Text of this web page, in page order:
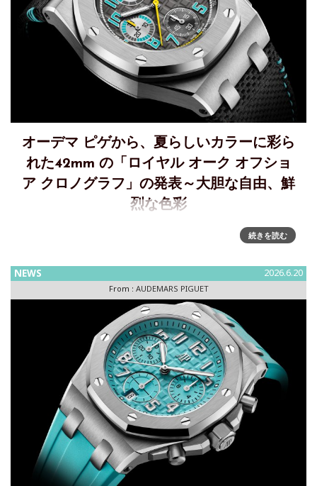
オーデマ ピゲから、夏らしいカラーに彩ら
れた42mm の「ロイヤル オーク オフショ
ア クロノグラフ」の発表～大胆な自由、鮮
烈な色彩
大胆な自由、鮮烈な色彩：ロイヤル オーク オフショア クロ
ノグラフ オーデマ ピゲは、夏らしいカラーに彩られた42mm
続きを読む
NEWS 2026.6.20
From : AUDEMARS PIGUET